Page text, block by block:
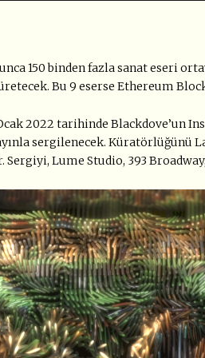
150 binden fazla sanat eseri
Bu 9 eserse Ethereum
2022 tarihinde Blackdove’un
sergilenecek. Küratörlüğünü
Lume Studio, 393